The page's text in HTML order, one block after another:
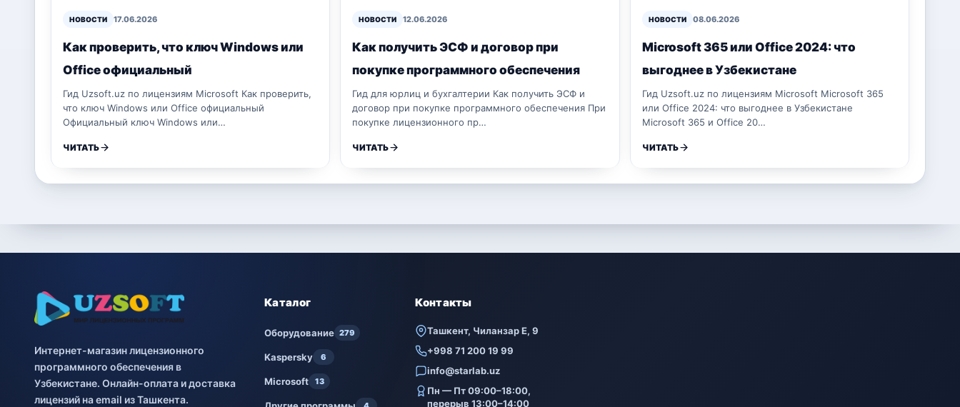
НОВОСТИ 17.06.2026
Как проверить, что ключ Windows или
Office официальный
Гид Uzsoft.uz по лицензиям Microsoft Как проверить,
что ключ Windows или Office официальный
Официальный ключ Windows или…
ЧИТАТЬ
НОВОСТИ 12.06.2026
Как получить ЭСФ и договор при
покупке программного обеспечения
Гид для юрлиц и бухгалтерии Как получить ЭСФ и
договор при покупке программного обеспечения При
покупке лицензионного пр…
ЧИТАТЬ
НОВОСТИ 08.06.2026
Microsoft 365 или Office 2024: что
выгоднее в Узбекистане
Гид Uzsoft.uz по лицензиям Microsoft Microsoft 365
или Office 2024: что выгоднее в Узбекистане
Microsoft 365 и Office 20…
ЧИТАТЬ
Интернет-магазин лицензионного
программного обеспечения в
Узбекистане. Онлайн-оплата и доставка
лицензий на email из Ташкента.
Каталог
Оборудование 279
Kaspersky 6
Microsoft 13
Контакты
Ташкент, Чиланзар Е, 9
+998 71 200 19 99
info@starlab.uz
Пн — Пт 09:00–18:00,
перерыв 13:00–14:00